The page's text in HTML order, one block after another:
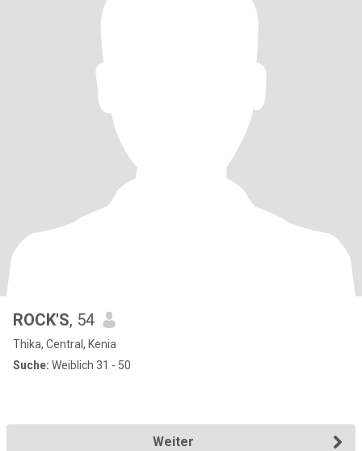
ROCK'S, 54
Thika, Central, Kenia
Suche: Weiblich 31 - 50
Weiter